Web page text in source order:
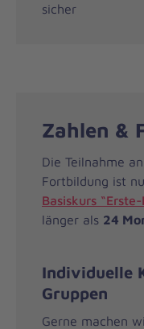
sicher
Zahlen &
Die Teilnahme
Fortbildung ist
Basiskurs
länger als 24
Individuelle
Gruppen
Gerne machen